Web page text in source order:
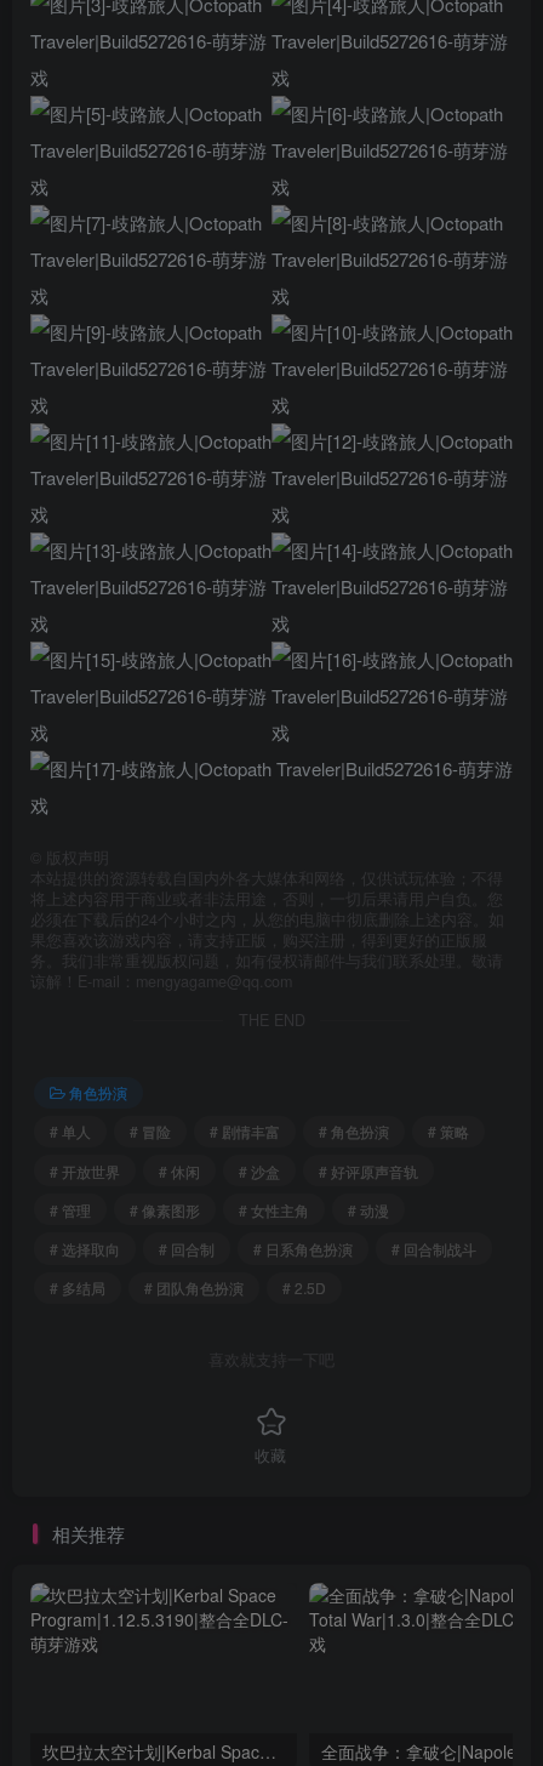
版权声明
本站提供的资源转载自国内外各大媒体和网络，仅供试玩体验；不得
将上述内容用于商业或者非法用途，否则，一切后果请用户自负。您
必须在下载后的24个小时之内，从您的电脑中彻底删除上述内容。如
果您喜欢该游戏内容，请支持正版，购买注册，得到更好的正版服
务。我们非常重视版权问题，如有侵权请邮件与我们联系处理。敬请
谅解！E-mail：mengyagame@qq.com
THE END
角色扮演
# 单人
# 冒险 # 剧情丰富 # 角色扮演
# 策略
# 开放世界
# 休闲 # 沙盒
# 好评原声音轨
# 管理
# 像素图形 # 女性主角
# 动漫
# 选择取向
# 回合制 # 日系角色扮演
# 回合制战斗
# 多结局
# 团队角色扮演 # 2.5D
喜欢就支持一下吧
收藏
相关推荐
坎巴拉太空计划|Kerbal Space Program|1.12.5.3190|整合全DLC